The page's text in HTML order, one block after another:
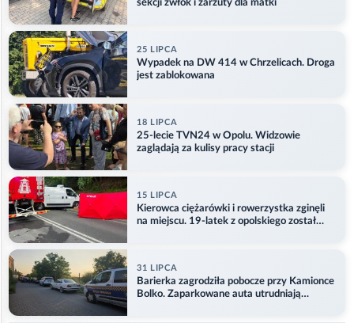
sekcji zwłok i zarzuty dla matki
25 LIPCA
Wypadek na DW 414 w Chrzelicach. Droga
jest zablokowana
18 LIPCA
25-lecie TVN24 w Opolu. Widzowie
zaglądają za kulisy pracy stacji
15 LIPCA
Kierowca ciężarówki i rowerzystka zginęli
na miejscu. 19-latek z opolskiego został
31 LIPCA
Barierka zagrodziła pobocze przy Kamionce
Bolko. Zaparkowane auta utrudniają